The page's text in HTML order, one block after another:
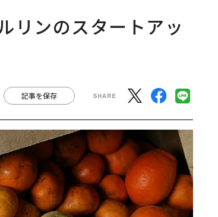
リンのスタートアッ
記事を保存